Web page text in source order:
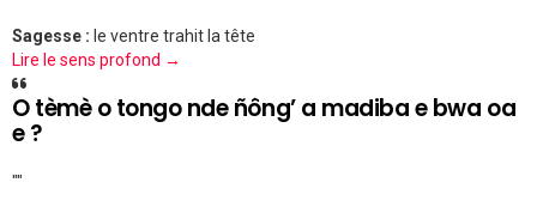
Sagesse : le ventre trahit la tête
Lire le sens profond →
O tèmè o tongo nde ñông’ a madiba e bwa oa
e ?
""